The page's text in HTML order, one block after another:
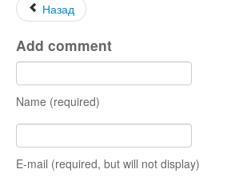
Назад
Add comment
Name (required)
E-mail (required, but will not display)